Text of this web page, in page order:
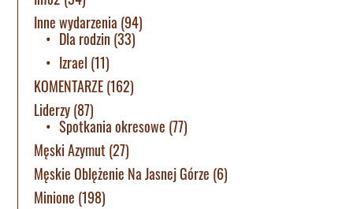
Inne wydarzenia (94)
Dla rodzin (33)
Izrael (11)
KOMENTARZE(162)
Liderzy(87)
Spotkania okresowe (77)
Męski Azymut (27)
Męskie Oblężenie Na Jasnej Górze (6)
Minione (198)